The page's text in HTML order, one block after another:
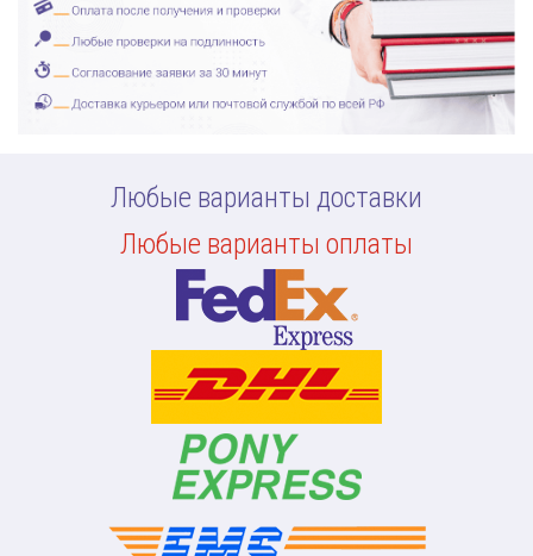
Любые варианты доставки
Любые варианты оплаты